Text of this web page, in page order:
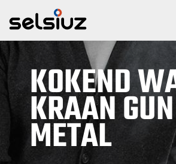
KOKEND
KRAAN GUN
METAL